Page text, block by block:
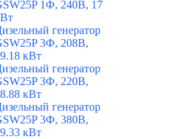
1Ф, 240В, 17
генератор
3Ф, 208В,
кВт
генератор
3Ф, 220В,
кВт
генератор
3Ф, 380В,
кВт